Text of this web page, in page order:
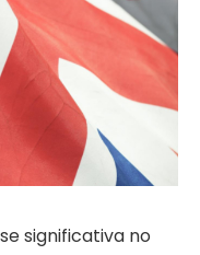
significativa no